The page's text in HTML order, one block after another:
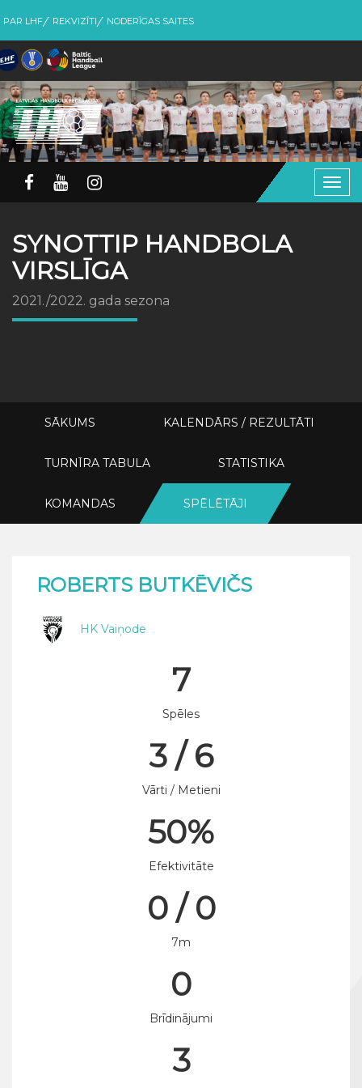
PAR LHF REKVIZĪTI NODERĪGAS SAITES
SYNOTTIP HANDBOLA
VIRSLĪGA
2021./2022. gada sezona
SĀKUMS KALENDĀRS / REZULTĀTI
TURNĪRA TABULA STATISTIKA
KOMANDAS SPĒLĒTĀJI
ROBERTS BUTKĒVIČS
HK Vaiņode
7
Spēles
3 / 6
Vārti / Metieni
50%
Efektivitāte
0 / 0
7m
0
Brīdinājumi
3